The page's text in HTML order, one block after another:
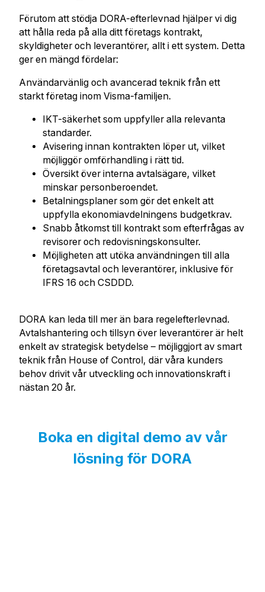
Förutom att stödja DORA-efterlevnad hjälper vi dig
att hålla reda på alla ditt företags kontrakt,
skyldigheter och leverantörer, allt i ett system. Detta
ger en mängd fördelar:
Användarvänlig och avancerad teknik från ett
starkt företag inom Visma-familjen.
IKT-säkerhet som uppfyller alla relevanta
standarder.
Avisering innan kontrakten löper ut, vilket
möjliggör omförhandling i rätt tid.
Översikt över interna avtalsägare, vilket
minskar personberoendet.
Betalningsplaner som gör det enkelt att
uppfylla ekonomiavdelningens budgetkrav.
Snabb åtkomst till kontrakt som efterfrågas av
revisorer och redovisningskonsulter.
Möjligheten att utöka användningen till alla
företagsavtal och leverantörer, inklusive för
IFRS 16 och CSDDD.
DORA kan leda till mer än bara regelefterlevnad.
Avtalshantering och tillsyn över leverantörer är helt
enkelt av strategisk betydelse – möjliggjort av smart
teknik från House of Control, där våra kunders
behov drivit vår utveckling och innovationskraft i
nästan 20 år.
Boka en digital demo av vår
lösning för DORA